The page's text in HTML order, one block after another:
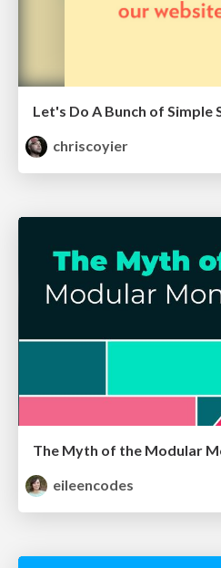
chriscoyier
eileencodes